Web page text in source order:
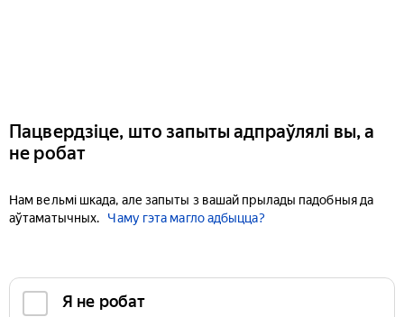
Пацвердзіце, што запыты адпраўлялі вы, а
не робат
Нам вельмі шкада, але запыты з вашай прылады падобныя да
аўтаматычных.
Чаму гэта магло адбыцца?
Я не робат